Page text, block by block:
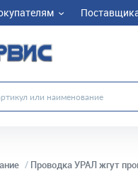
Проводка УРАЛ жгут